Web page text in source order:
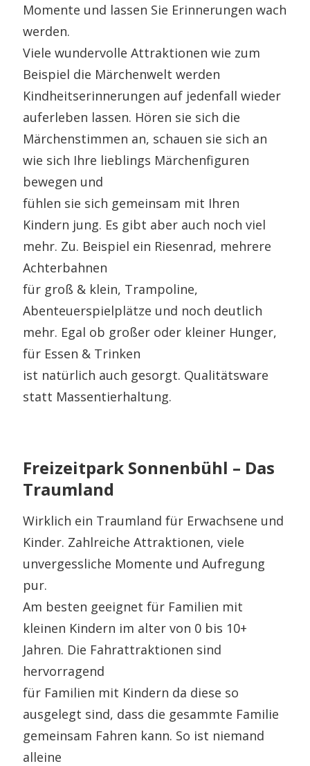
Momente und lassen Sie Erinnerungen wach
werden.
Viele wundervolle Attraktionen wie zum
Beispiel die Märchenwelt werden
Kindheitserinnerungen auf jedenfall wieder
auferleben lassen. Hören sie sich die
Märchenstimmen an, schauen sie sich an
wie sich Ihre lieblings Märchenfiguren
bewegen und
fühlen sie sich gemeinsam mit Ihren
Kindern jung. Es gibt aber auch noch viel
mehr. Zu. Beispiel ein Riesenrad, mehrere
Achterbahnen
für groß & klein, Trampoline,
Abenteuerspielplätze und noch deutlich
mehr. Egal ob großer oder kleiner Hunger,
für Essen & Trinken
ist natürlich auch gesorgt. Qualitätsware
statt Massentierhaltung.
Freizeitpark Sonnenbühl – Das
Traumland
Wirklich ein Traumland für Erwachsene und
Kinder. Zahlreiche Attraktionen, viele
unvergessliche Momente und Aufregung
pur.
Am besten geeignet für Familien mit
kleinen Kindern im alter von 0 bis 10+
Jahren. Die Fahrattraktionen sind
hervorragend
für Familien mit Kindern da diese so
ausgelegt sind, dass die gesammte Familie
gemeinsam Fahren kann. So ist niemand
alleine